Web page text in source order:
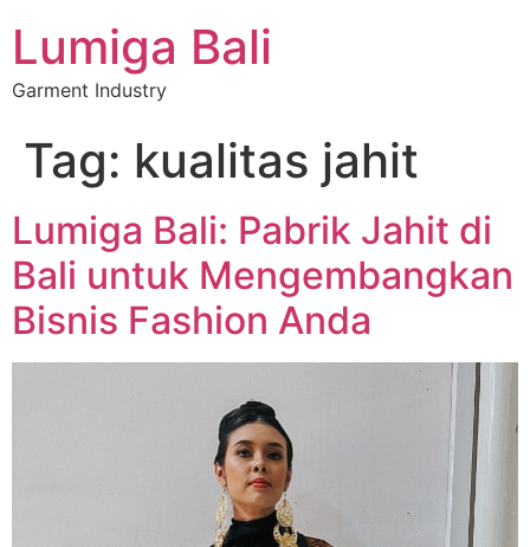
Lumiga Bali
Garment Industry
Tag: kualitas jahit
Lumiga Bali: Pabrik Jahit di
Bali untuk Mengembangkan
Bisnis Fashion Anda